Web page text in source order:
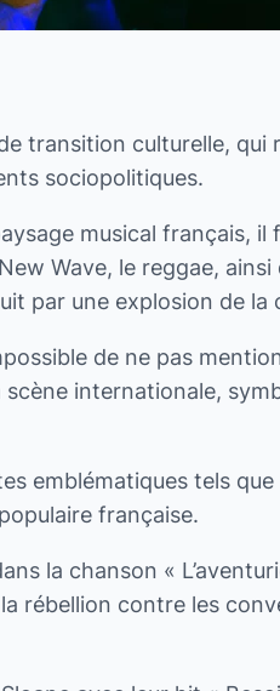
transition culturelle,
sociopolitiques.
musical français,
Wave, le reggae,
par une explosion de
de ne pas
internationale,
emblématiques tels
française.
la chanson «
rébellion contre les